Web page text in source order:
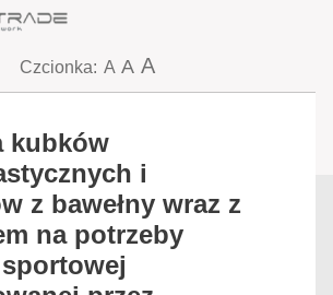
Czcionka: A A A
kubków
i
z bawełny wraz z
na potrzeby